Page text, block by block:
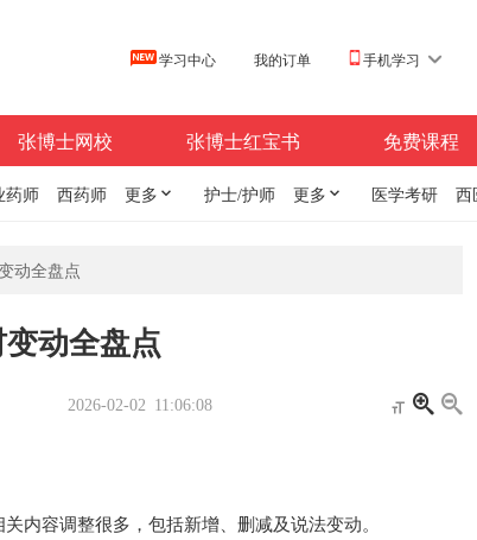
学习中心 我的订单 手机学习
张博士网校 张博士红宝书 免费课程
药师 西药师 更多  护士/护师 更多  医学考研 西
动全盘点
动全盘点
2026-02-02 11:06:08   
内容调整很多，包括新增、删减及说法变动。